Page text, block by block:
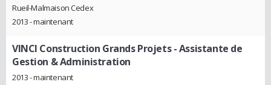
Rueil-Malmaison Cedex
2013 - maintenant
VINCI Construction Grands Projets- Assistante de
Gestion & Administration
2013 - maintenant